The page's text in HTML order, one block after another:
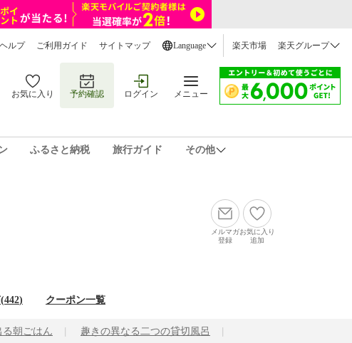
ヘルプ ご利用ガイド サイトマップ Language 楽天市場 楽天グループ
お気に入り 予約確認 ログイン メニュー
ふるさと納税 旅行ガイド その他
メルマガ
登録
お気に入り
追加
442) クーポン一覧
る朝ごはん 趣きの異なる二つの貸切風呂